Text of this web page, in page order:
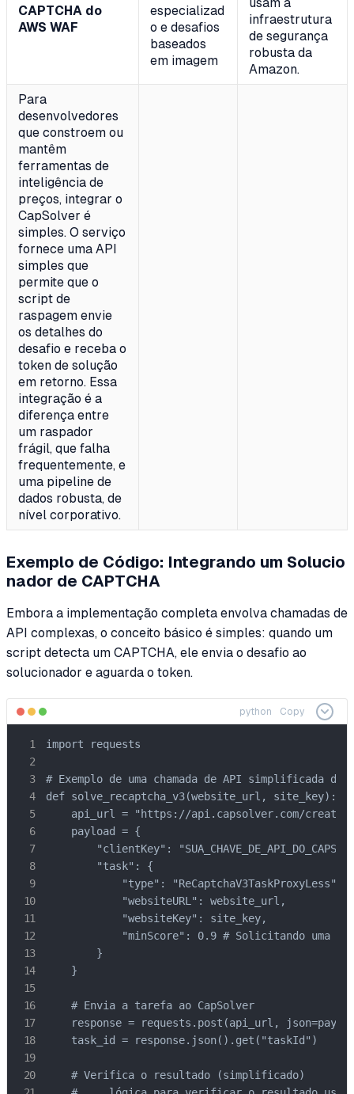
CAPTCHA do
AWS WAF
especializad
o e desafios
baseados
em imagem
infraestrutura
de segurança
robusta da
Amazon.
Para
desenvolvedores
que constroem ou
mantêm
ferramentas de
inteligência de
preços, integrar o
CapSolver é
simples. O serviço
fornece uma API
simples que
permite que o
script de
raspagem envie
os detalhes do
desafio e receba o
token de solução
em retorno. Essa
integração é a
diferença entre
um raspador
frágil, que falha
frequentemente, e
uma pipeline de
dados robusta, de
nível corporativo.
Exemplo de Código: Integrando um Solucio
nador de CAPTCHA
Embora a implementação completa envolva chamadas de
API complexas, o conceito básico é simples: quando um
script detecta um CAPTCHA, ele envia o desafio ao
solucionador e aguarda o token.
python Copy
import requests
# Exemplo de uma chamada de API simplificada do
def solve_recaptcha_v3(website_url, site_key):
api_url = "https://api.capsolver.com/
    payload = {
"clientKey":
        "task": {
            "type": "ReCaptchaV3TaskProxyLess",
            "websiteURL": website_url,
            "websiteKey": site_key,
"minScore": 0.9 # Solicitando uma
        }
    }
    # Envia a tarefa ao CapSolver
response = requests.post(api_url,
    task_id = response.json().get("taskId")
    # Verifica o resultado (simplificado)